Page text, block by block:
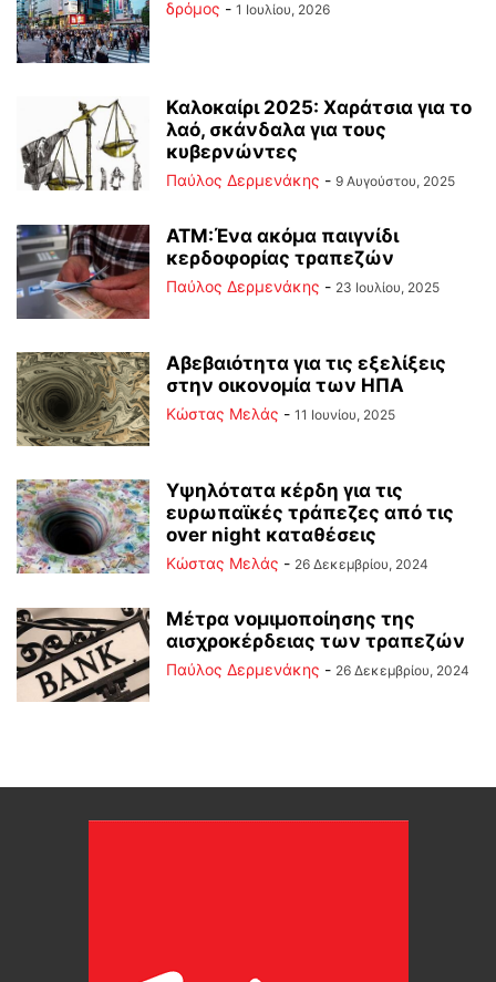
δρόμος - 1 Ιουλίου, 2026
Καλοκαίρι 2025: Χαράτσια για το
λαό, σκάνδαλα για τους
κυβερνώντες
Παύλος Δερμενάκης - 9 Αυγούστου, 2025
ΑΤΜ:Ένα ακόμα παιγνίδι
κερδοφορίας τραπεζών
Παύλος Δερμενάκης - 23 Ιουλίου, 2025
Αβεβαιότητα για τις εξελίξεις
στην οικονομία των ΗΠΑ
Κώστας Μελάς - 11 Ιουνίου, 2025
Υψηλότατα κέρδη για τις
ευρωπαϊκές τράπεζες από τις
over night καταθέσεις
Κώστας Μελάς - 26 Δεκεμβρίου, 2024
Μέτρα νομιμοποίησης της
αισχροκέρδειας των τραπεζών
Παύλος Δερμενάκης - 26 Δεκεμβρίου, 2024